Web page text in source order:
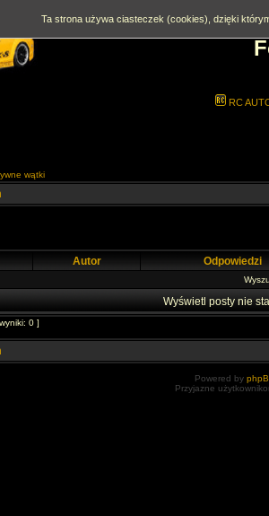
RC
wątki
Autor Odpowiedzi
Wyświetl posty nie
0 ]
Powered by
Przyjazne
Ta strona używa ciasteczek (cookies), dzięki